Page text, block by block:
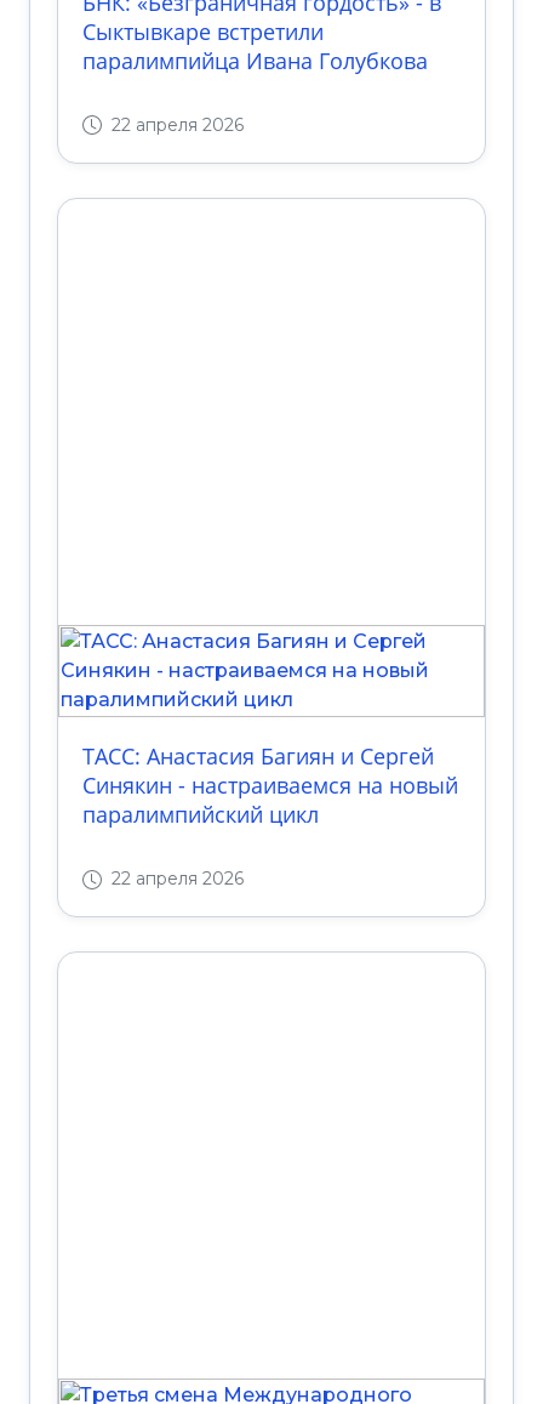
Сыктывкаре встретили
паралимпийца Ивана Голубкова
22 апреля 2026
ТАСС: Анастасия Багиян и Сергей
Синякин - настраиваемся на новый
паралимпийский цикл
22 апреля 2026